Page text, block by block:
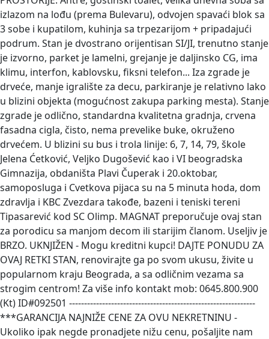
izlazom na lođu (prema Bulevaru), odvojen spavaći blok sa
3 sobe i kupatilom, kuhinja sa trpezarijom + pripadajući
podrum. Stan je dvostrano orijentisan SI/JI, trenutno stanje
je izvorno, parket je lamelni, grejanje je daljinsko CG, ima
klimu, interfon, kablovsku, fiksni telefon... Iza zgrade je
drveće, manje igralište za decu, parkiranje je relativno lako
u blizini objekta (mogućnost zakupa parking mesta). Stanje
zgrade je odlično, standardna kvalitetna gradnja, crvena
fasadna cigla, čisto, nema prevelike buke, okruženo
drvećem. U blizini su bus i trola linije: 6, 7, 14, 79, škole
Jelena Ćetković, Veljko Dugošević kao i VI beogradska
Gimnazija, obdaništa Plavi Čuperak i 20.oktobar,
samoposluga i Cvetkova pijaca su na 5 minuta hoda, dom
zdravlja i KBC Zvezdara takođe, bazeni i teniski tereni
Tipasarević kod SC Olimp. MAGNAT preporučuje ovaj stan
za porodicu sa manjom decom ili starijim članom. Useljiv je
BRZO. UKNJIŽEN - Mogu kreditni kupci! DAJTE PONUDU ZA
OVAJ RETKI STAN, renovirajte ga po svom ukusu, živite u
popularnom kraju Beograda, a sa odličnim vezama sa
strogim centrom! Za više info kontakt mob: 0645.800.900
(Kt) ID#092501 --------------------------------------------------------------
***GARANCIJA NAJNIŽE CENE ZA OVU NEKRETNINU -
Ukoliko ipak negde pronadjete nižu cenu, pošaljite nam